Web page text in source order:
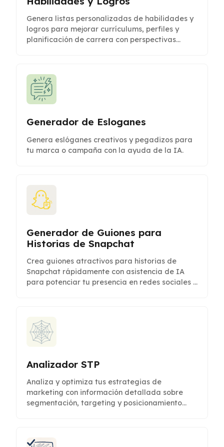
Genera listas personalizadas de habilidades y
logros para mejorar currículums, perfiles y
planificación de carrera con perspectivas
Generador de Esloganes
Genera eslóganes creativos y pegadizos para
tu marca o campaña con la ayuda de la IA.
Generador de Guiones para
Historias de Snapchat
Crea guiones atractivos para historias de
Snapchat rápidamente con asistencia de IA
para potenciar tu presencia en redes sociales y
Analizador STP
Analiza y optimiza tus estrategias de
marketing con información detallada sobre
segmentación, targeting y posicionamiento